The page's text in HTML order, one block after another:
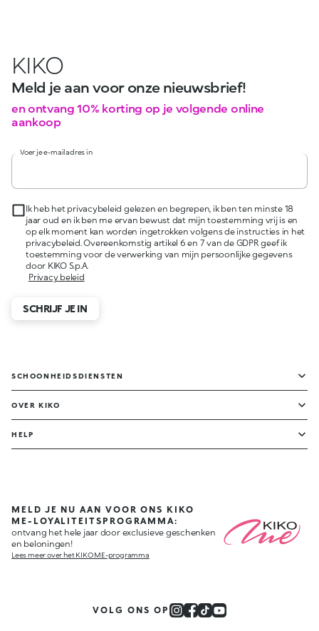
KIKO
Meld je aan voor onze nieuwsbrief!
en ontvang 10% korting op je volgende online
aankoop
Voer je e-mailadres in
Ik heb het privacybeleid gelezen en begrepen, ik ben ten minste 18
jaar oud en ik ben me ervan bewust dat mijn toestemming vrij is en
op elk moment kan worden ingetrokken volgens de instructies in het
privacybeleid. Overeenkomstig artikel 6 en 7 van de GDPR geef ik
toestemming voor de verwerking van mijn persoonlijke gegevens
door KIKO S.p.A.
Privacy beleid
SCHRIJF JE IN
SCHOONHEIDSDIENSTEN
OVER KIKO
HELP
MELD JE NU AAN VOOR ONS KIKO
ME-LOYALITEITSPROGRAMMA:
ontvang het hele jaar door exclusieve geschenken
en beloningen!
Lees meer over het KIKO ME-programma
VOLG ONS OP